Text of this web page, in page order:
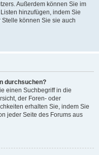
Außerdem können Sie im
hinzufügen, indem Sie
können Sie sie auch
durchsuchen?
einen Suchbegriff in die
der Foren- oder
erhalten Sie, indem Sie
jeder Seite des Forums aus